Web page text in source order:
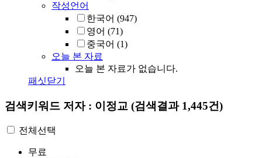
작성언어
한국어 (947)
영어 (71)
중국어 (1)
오늘 본 자료
오늘 본 자료가 없습니다.
패싯닫기
검색키워드 저자 : 이정교 (검색결과 1,445건)
전체선택
무료